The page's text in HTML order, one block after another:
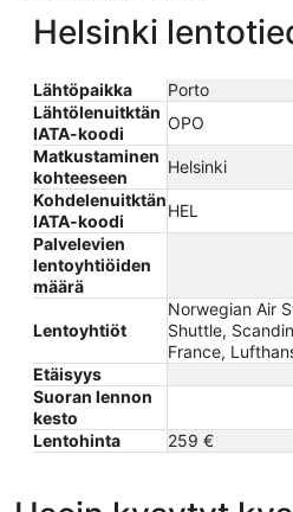
Helsinki
Lähtöpaikka
Porto
Lähtölenuitktän
IATA-koodi
OPO
Matkustaminen
kohteeseen
Helsinki
Kohdelenuitktän
IATA-koodi
HEL
Palvelevien
lentoyhtiöiden
määrä
Lentoyhtiöt
Norwegian Air
Shuttle,
France,
Etäisyys
Suoran lennon
kesto
Lentohinta
259 €